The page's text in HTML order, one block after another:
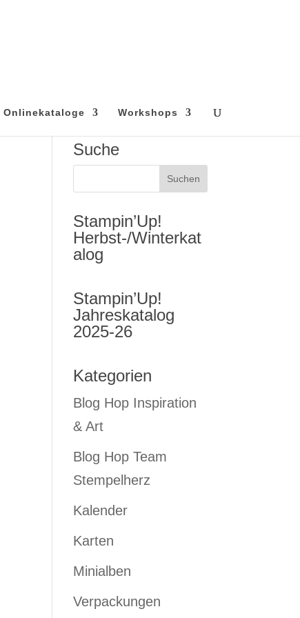
Onlinekataloge Workshops
Suche
Stampin’Up!
Herbst-/Winterkat
alog
Stampin’Up!
Jahreskatalog
2025-26
Kategorien
Blog Hop Inspiration
& Art
Blog Hop Team
Stempelherz
Kalender
Karten
Minialben
Verpackungen